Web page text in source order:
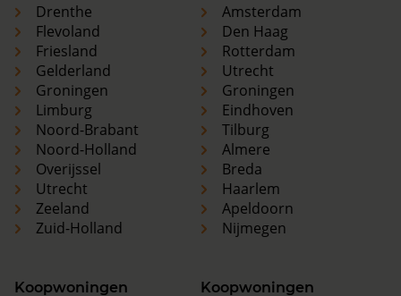
Drenthe
Flevoland
Friesland
Gelderland
Groningen
Limburg
Noord-Brabant
Noord-Holland
Overijssel
Utrecht
Zeeland
Zuid-Holland
Amsterdam
Den Haag
Rotterdam
Utrecht
Groningen
Eindhoven
Tilburg
Almere
Breda
Haarlem
Apeldoorn
Nijmegen
Koopwoningen
Koopwoningen